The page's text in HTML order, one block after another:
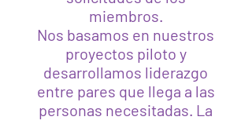
miembros.
Nos basamos en nuestros
proyectos piloto y
desarrollamos liderazgo
entre pares que llega a las
personas necesitadas. La